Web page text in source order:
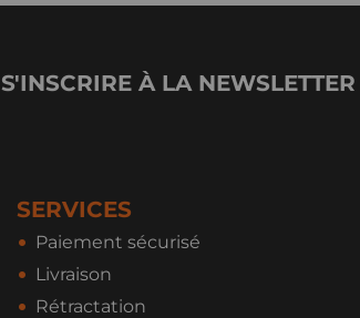
S'INSCRIRE À LA NEWSLETTER
SERVICES
Paiement sécurisé
Livraison
Rétractation